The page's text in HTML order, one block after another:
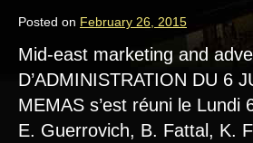
Posted on February 26, 2015
Mid-east marketing and
D’ADMINISTRATION DU 6
MEMAS s’est réuni le
E. Guerrovich, B. Fattal, K.